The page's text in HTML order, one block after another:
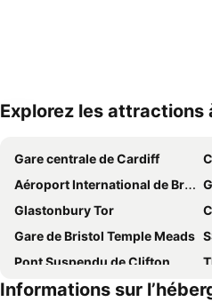
Explorez les attractions
Gare centrale de Cardiff
Aéroport International de Bristol
Glastonbury Tor
Gare de Bristol Temple Meads
Pont Suspendu de Clifton
Abbaye de Bath
Informations sur